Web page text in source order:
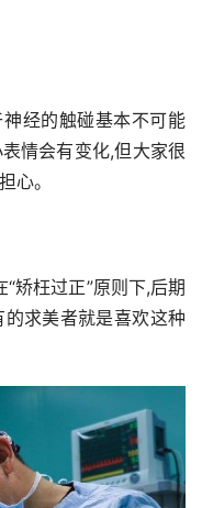
经的触碰基本不可能
情会有变化,但大家很
心。
矫枉过正”原则下,后期
求美者就是喜欢这种